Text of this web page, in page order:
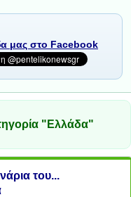
μας στο Facebook
"Ελλάδα"
του...